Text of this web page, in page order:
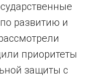
развитию и
приоритеты
защиты с